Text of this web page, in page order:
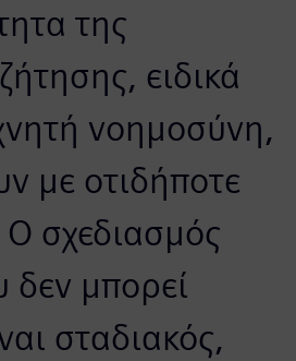
της
ειδικά
νοημοσύνη,
με οτιδήποτε
Ο σχεδιασμός
δεν μπορεί
σταδιακός,